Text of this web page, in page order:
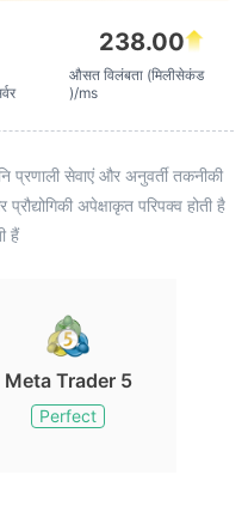
238.00
औसत विलंबता (मिलीसेकंड
)/ms
प्रणाली सेवाएं और अनुवर्ती तकनीकी
अपेक्षाकृत परिपक्व होती है
हैं
Meta Trader 5
Perfect